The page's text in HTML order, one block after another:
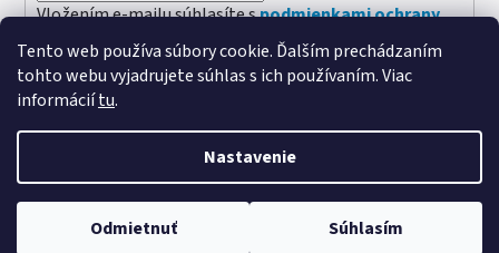
Tento web používa súbory cookie. Ďalším prechádzaním
tohto webu vyjadrujete súhlas s ich používaním. Viac
informáciítu.
Nastavenie
Odmietnuť Súhlasím
Vložením e-mailu súhlasíte spodmienkami ochrany
osobných údajov
PRIHLÁSIŤ SA
Vytvoril Shoptet
Copyright 2026Poľovníctvo Štefánik. Všetky práva